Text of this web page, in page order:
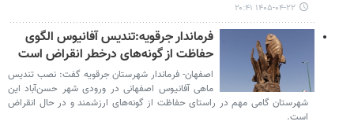
۱۴۰۵-۰۴-۲۲ ۲۰:۴۱
فرماندار جرقویه:تندیس آفانیوس الگوی
حفاظت از گونه‌های درخطر انقراض است
اصفهان- فرماندار شهرستان جرقویه گفت: نصب تندیس
ماهی آفانیوس اصفهانی در ورودی شهر حسن‌آباد این
شهرستان گامی مهم در راستای حفاظت از گونه‌های ارزشمند و در حال انقراض
است.